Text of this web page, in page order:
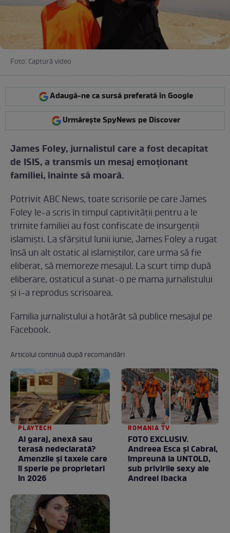
Foto: Captură video
Adaugă-ne ca sursă preferată în Google
Urmărește SpyNews pe Discover
James Foley, jurnalistul care a fost decapitat
de ISIS, a transmis un mesaj emoţionant
familiei, înainte să moară.
Potrivit ABC News, toate scrisorile pe care James
Foley le-a scris în timpul captivităţii pentru a le
trimite familiei au fost confiscate de insurgenţii
islamişti. La sfârşitul lunii iunie, James Foley a rugat
însă un alt ostatic al islamiştilor, care urma să fie
eliberat, să memoreze mesajul. La scurt timp după
eliberare, ostaticul a sunat-o pe mama jurnalistului
şi i-a reprodus scrisoarea.
Familia jurnalistului a hotărât să publice mesajul pe
Facebook.
Articolul continuă după recomandări
PLAYTECH
Ai garaj, anexă sau
terasă nedeclarată?
Amenzile și taxele care
îi sperie pe proprietari
în 2026
ROMANIA TV
FOTO EXCLUSIV.
Andreea Esca şi Cabral,
împreună la UNTOLD,
sub privirile sexy ale
Andreei Ibacka